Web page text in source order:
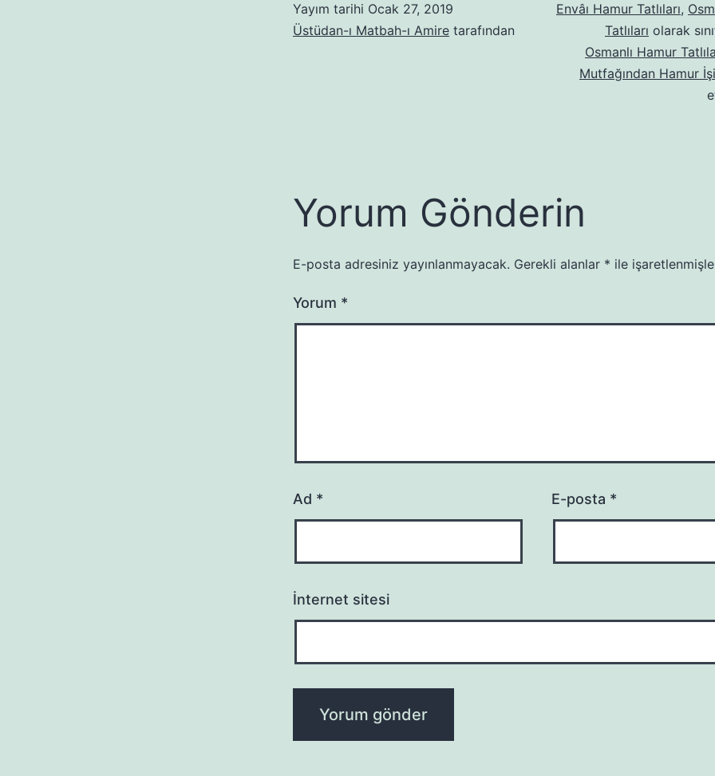
Yayım tarihi Ocak 27, 2019
Üstüdan-ı Matbah-ı Amire tarafından
Envâı Hamur Tatlıları,
Tatlıları olarak
Osmanlı Hamur
Mutfağından Hamur
Yorum Gönderin
E-posta adresiniz yayınlanmayacak. Gerekli alanlar * ile
Yorum *
Ad * E-posta *
İnternet sitesi